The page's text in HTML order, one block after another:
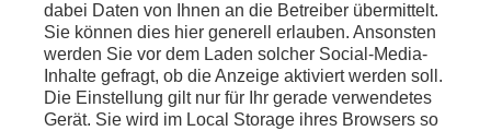
dabei Daten von Ihnen an die Betreiber übermittelt.
Sie können dies hier generell erlauben. Ansonsten
werden Sie vor dem Laden solcher Social-Media-
Inhalte gefragt, ob die Anzeige aktiviert werden soll.
Die Einstellung gilt nur für Ihr gerade verwendetes
Gerät. Sie wird im Local Storage ihres Browsers so